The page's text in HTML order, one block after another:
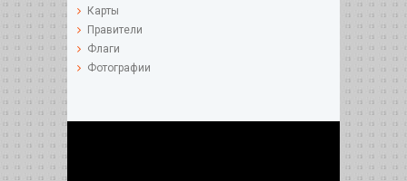
Карты
Правители
Флаги
Фотографии